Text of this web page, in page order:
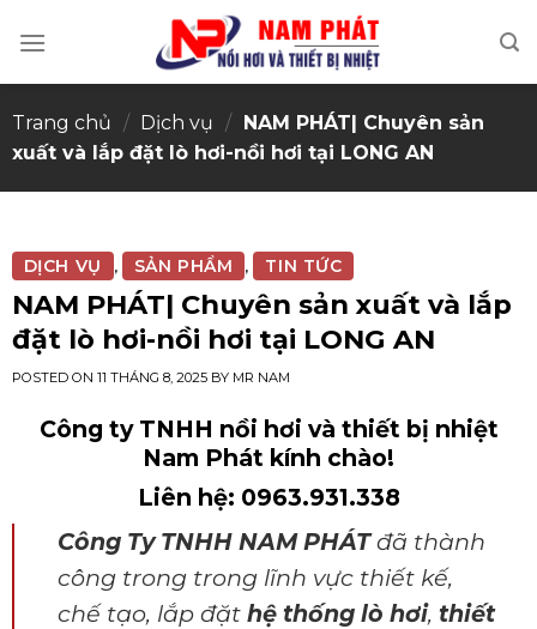
Trang chủ / Dịch vụ / NAM PHÁT| Chuyên sản
xuất và lắp đặt lò hơi-nồi hơi tại LONG AN
DỊCH VỤ , SẢN PHẨM , TIN TỨC
NAM PHÁT| Chuyên sản xuất và lắp
đặt lò hơi-nồi hơi tại LONG AN
POSTED ON 11 THÁNG 8, 2025BY MR NAM
Công ty TNHH nồi hơi và thiết bị nhiệt
Nam Phát kính chào!
Liên hệ: 0963.931.338
Công Ty TNHH NAM PHÁTđã thành
công trong trong lĩnh vực thiết kế,
chế tạo, lắp đặt hệ thống lò hơi, thiết